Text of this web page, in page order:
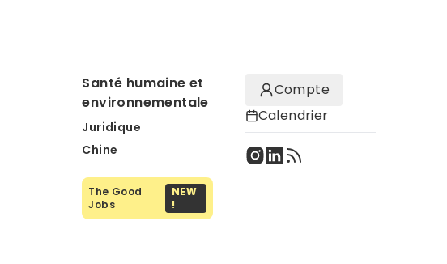
Santé humaine et
environnementale
Juridique
Chine
The Good
Jobs
NEW
!
Compte
Calendrier